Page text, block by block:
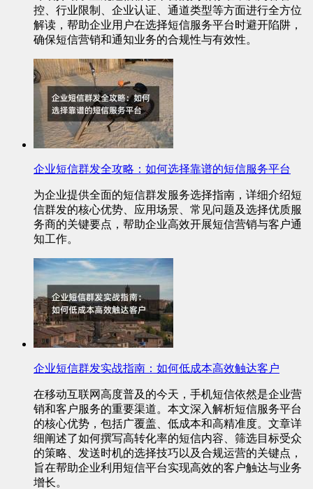
控、行业限制、企业认证、通道类型等方面进行全方位
解读，帮助企业用户在选择短信服务平台时避开陷阱，
确保短信营销和通知业务的合规性与有效性。
企业短信群发全攻略：如何选择靠谱的短信服务平台
为企业提供全面的短信群发服务选择指南，详细介绍短
信群发的核心优势、应用场景、常见问题及选择优质服
务商的关键要点，帮助企业高效开展短信营销与客户通
知工作。
企业短信群发实战指南：如何低成本高效触达客户
在移动互联网高度普及的今天，手机短信依然是企业营
销和客户服务的重要渠道。本文深入解析短信服务平台
的核心优势，包括广覆盖、低成本和高精准度。文章详
细阐述了如何撰写高转化率的短信内容、筛选目标受众
的策略、发送时机的选择技巧以及合规运营的关键点，
旨在帮助企业利用短信平台实现高效的客户触达与业务
增长。